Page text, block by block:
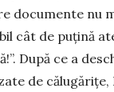
documente nu
cât de puțină
După ce a
de